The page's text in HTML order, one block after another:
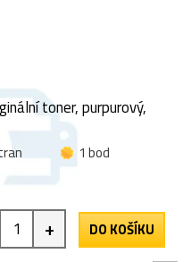
toner, purpurový,
1 bod
+ DO KOŠÍKU